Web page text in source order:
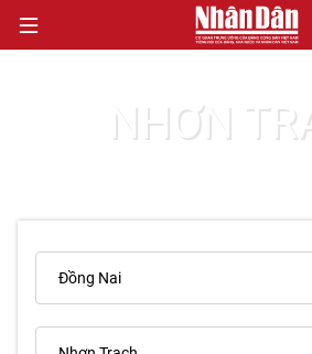
VĂN HÓA
XÃ HỘI
NHƠN